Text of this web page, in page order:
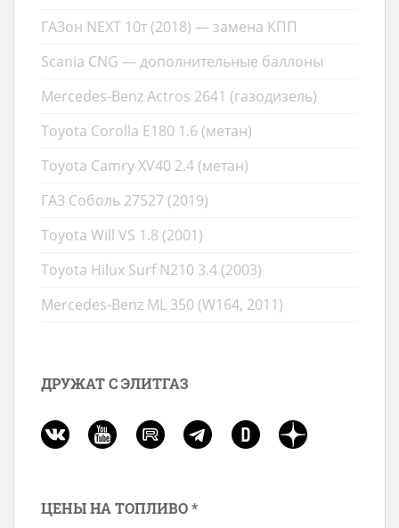
ГАЗон NEXT 10т (2018) — замена КПП
Scania CNG — дополнительные баллоны
Mercedes-Benz Actros 2641 (газодизель)
Toyota Corolla E180 1.6 (метан)
Toyota Camry XV40 2.4 (метан)
ГАЗ Соболь 27527 (2019)
Toyota Will VS 1.8 (2001)
Toyota Hilux Surf N210 3.4 (2003)
Mercedes-Benz ML 350 (W164, 2011)
ДРУЖАТ С ЭЛИТГАЗ
ЦЕНЫ НА ТОПЛИВО *